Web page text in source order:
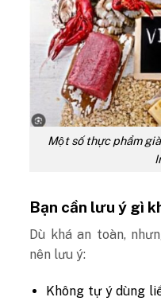
Một số thực phẩm
Bạn cần lưu ý gì
Dù khá an toàn,
nên lưu ý:
Không tự ý dùng